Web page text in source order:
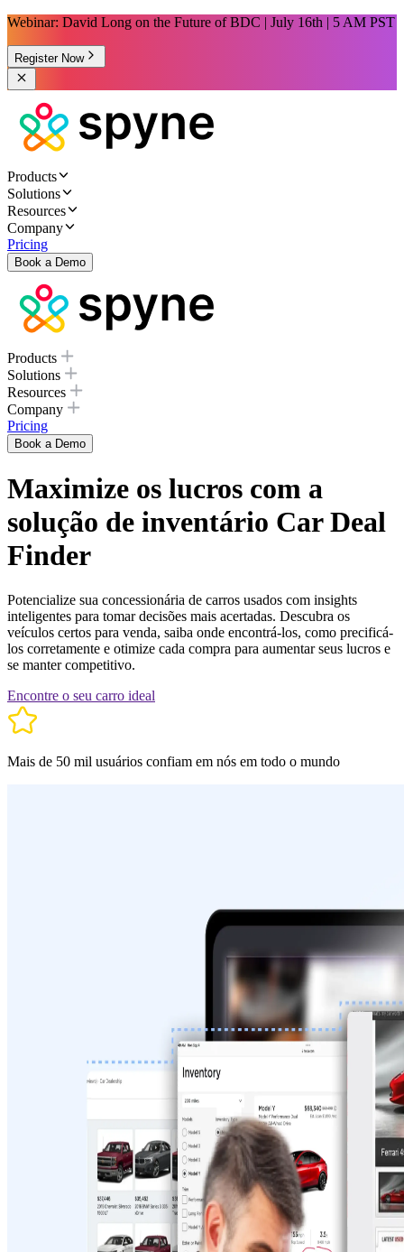
Webinar: David Long on the Future of BDC | July 16th | 5 AM PST
Register Now
Products
Solutions
Resources
Company
Pricing
Book a Demo
Products
Solutions
Resources
Company
Pricing
Book a Demo
Maximize os lucros com a
solução de inventário Car Deal
Finder
Potencialize sua concessionária de carros usados ​​com insights
inteligentes para tomar decisões mais acertadas. Descubra os
veículos certos para venda, saiba onde encontrá-los, como precificá-
los corretamente e otimize cada compra para aumentar seus lucros e
se manter competitivo.
Encontre o seu carro ideal
Mais de 50 mil usuários confiam em nós em todo o mundo